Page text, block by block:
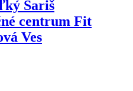
Šariš
centrum Fit
Ves